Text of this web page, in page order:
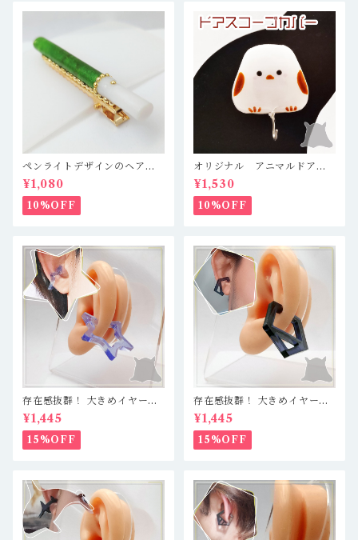
ペンライトデザインのヘアク
リップ キンブレ 緑 推し
活
¥1,080
10%OFF
オリジナル アニマルドアス
コープカバー【シマエナガ】
¥1,530
10%OFF
存在感抜群！ 大きめイヤーカ
フ 軽量レジン製で疲れ知らず
☆ クリアブルー／星
¥1,445
15%OFF
存在感抜群！ 大きめイヤーカ
フ 軽量レジン製で疲れ知らず
☆ クリアブルーブラック／五
角形
¥1,445
15%OFF